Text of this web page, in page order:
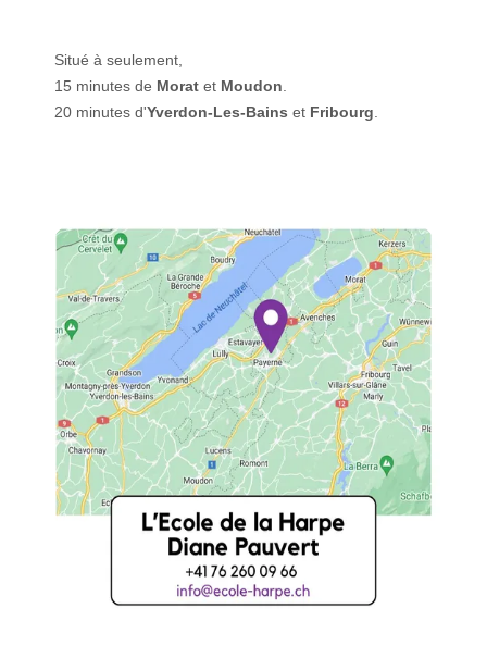
Situé à seulement,
15 minutes de Morat et Moudon
20 minutes d'Yverdon-Les-Bains et Fribourg